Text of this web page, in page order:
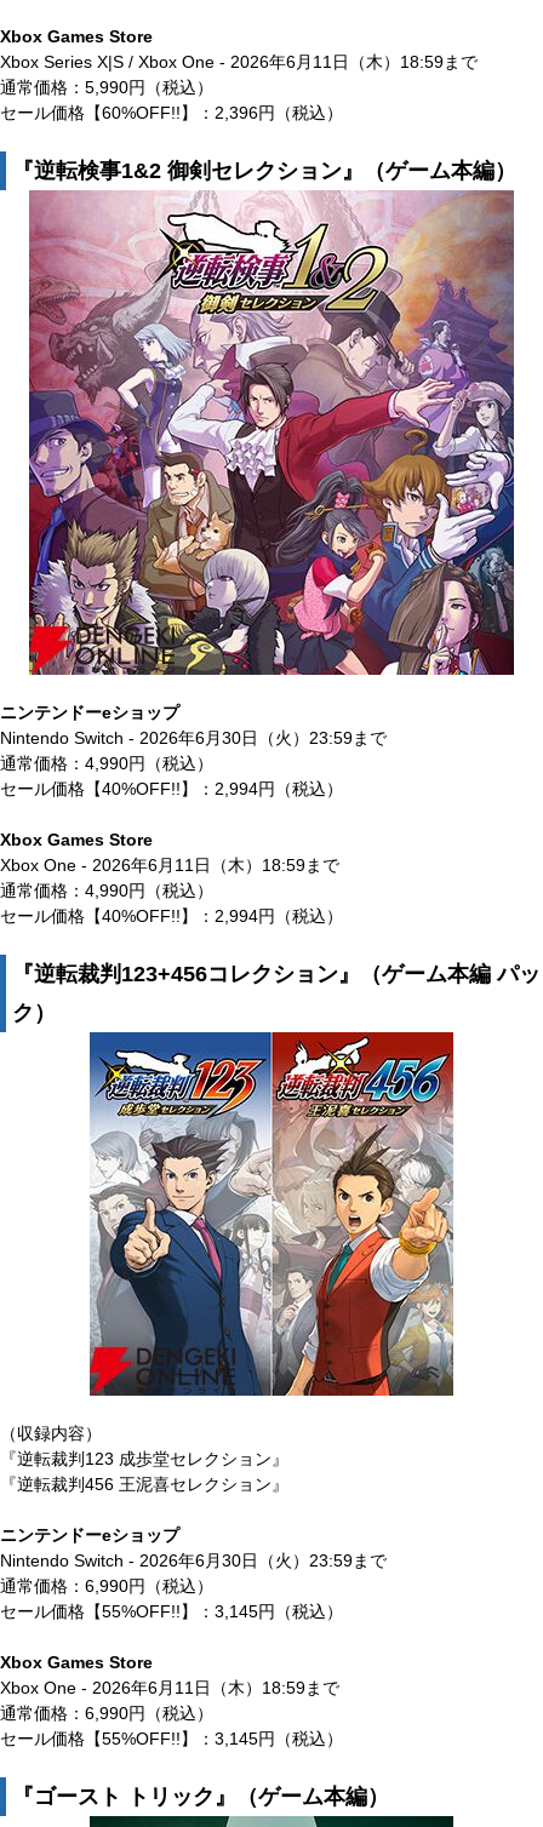
Xbox Games Store
Xbox Series X|S / Xbox One - 2026年6月11日（木）18:59まで
通常価格：5,990円（税込）
セール価格【60%OFF!!】：2,396円（税込）
『逆転検事1&2 御剣セレクション』（ゲーム本編）
ニンテンドーeショップ
Nintendo Switch - 2026年6月30日（火）23:59まで
通常価格：4,990円（税込）
セール価格【40%OFF!!】：2,994円（税込）
Xbox Games Store
Xbox One - 2026年6月11日（木）18:59まで
通常価格：4,990円（税込）
セール価格【40%OFF!!】：2,994円（税込）
『逆転裁判123+456コレクション』（ゲーム本編 パッ
ク）
（収録内容）
『逆転裁判123 成歩堂セレクション』
『逆転裁判456 王泥喜セレクション』
ニンテンドーeショップ
Nintendo Switch - 2026年6月30日（火）23:59まで
通常価格：6,990円（税込）
セール価格【55%OFF!!】：3,145円（税込）
Xbox Games Store
Xbox One - 2026年6月11日（木）18:59まで
通常価格：6,990円（税込）
セール価格【55%OFF!!】：3,145円（税込）
『ゴースト トリック』（ゲーム本編）